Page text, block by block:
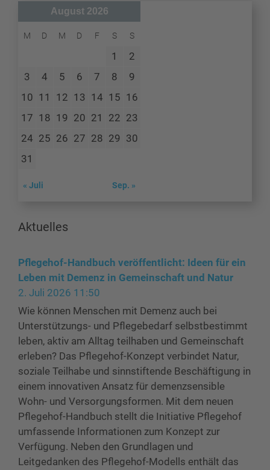
August 2026
M D M D F S S
1
2
3
4 5 6 7 8
9
10 11 12 13 14 15 16
17 18 19 20 21 22 23
24 25 26 27 28 29 30
31
« Juli Sep. »
Aktuelles
Pflegehof-Handbuch veröffentlicht: Ideen für ein
Leben mit Demenz in Gemeinschaft und Natur
2. Juli 2026 11:50
Wie können Menschen mit Demenz auch bei
Unterstützungs- und Pflegebedarf selbstbestimmt
leben, aktiv am Alltag teilhaben und Gemeinschaft
erleben? Das Pflegehof-Konzept verbindet Natur,
soziale Teilhabe und sinnstiftende Beschäftigung in
einem innovativen Ansatz für demenzsensible
Wohn- und Versorgungsformen. Mit dem neuen
Pflegehof-Handbuch stellt die Initiative Pflegehof
umfassende Informationen zum Konzept zur
Verfügung. Neben den Grundlagen und
Leitgedanken des Pflegehof-Modells enthält das